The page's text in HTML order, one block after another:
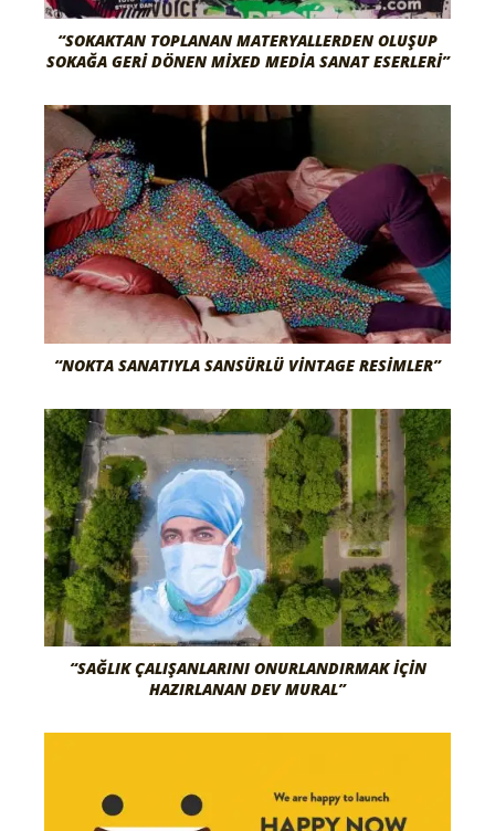
“SOKAKTAN TOPLANAN MATERYALLERDEN OLUŞUP
SOKAĞA GERI DÖNEN MIXED MEDIA SANAT ESERLERI”
“NOKTA SANATIYLA SANSÜRLÜ VINTAGE RESIMLER”
“SAĞLIK ÇALIŞANLARINI ONURLANDIRMAK İÇIN
HAZIRLANAN DEV MURAL”